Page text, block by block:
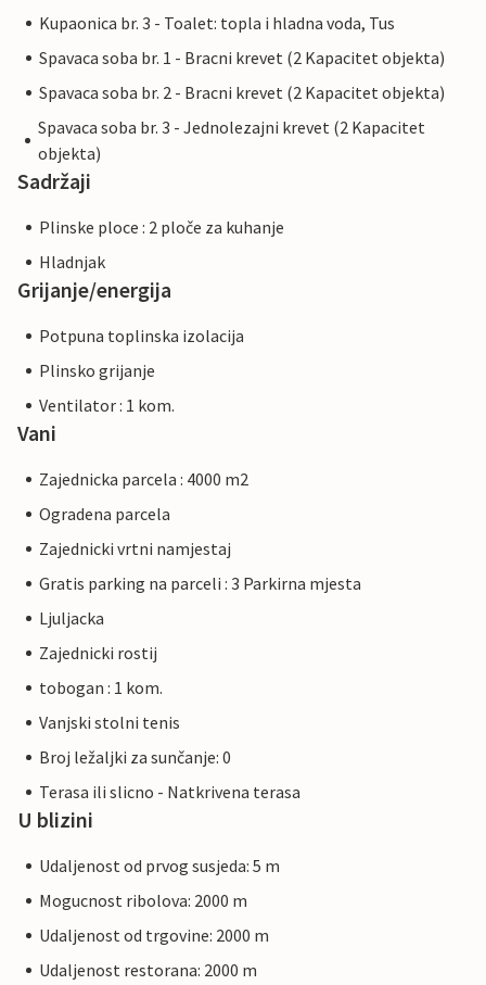
Kupaonica br. 3 - Toalet: topla i hladna voda, Tus
Spavaca soba br. 1 - Bracni krevet (2 Kapacitet objekta)
Spavaca soba br. 2 - Bracni krevet (2 Kapacitet objekta)
Spavaca soba br. 3 - Jednolezajni krevet (2 Kapacitet
objekta)
Sadržaji
Plinske ploce : 2 ploče za kuhanje
Hladnjak
Grijanje/energija
Potpuna toplinska izolacija
Plinsko grijanje
Ventilator : 1 kom.
Vani
Zajednicka parcela : 4000 m2
Ogradena parcela
Zajednicki vrtni namjestaj
Gratis parking na parceli : 3 Parkirna mjesta
Ljuljacka
Zajednicki rostij
tobogan : 1 kom.
Vanjski stolni tenis
Broj ležaljki za sunčanje: 0
Terasa ili slicno - Natkrivena terasa
U blizini
Udaljenost od prvog susjeda: 5 m
Mogucnost ribolova: 2000 m
Udaljenost od trgovine: 2000 m
Udaljenost restorana: 2000 m